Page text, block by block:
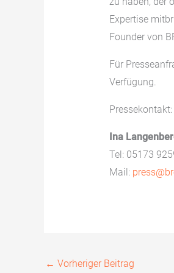
Expertise
Founder von
Für
Verfügung.
Pressekontakt:
Ina
Tel: 05173
Mail:
← Vorheriger Beitrag